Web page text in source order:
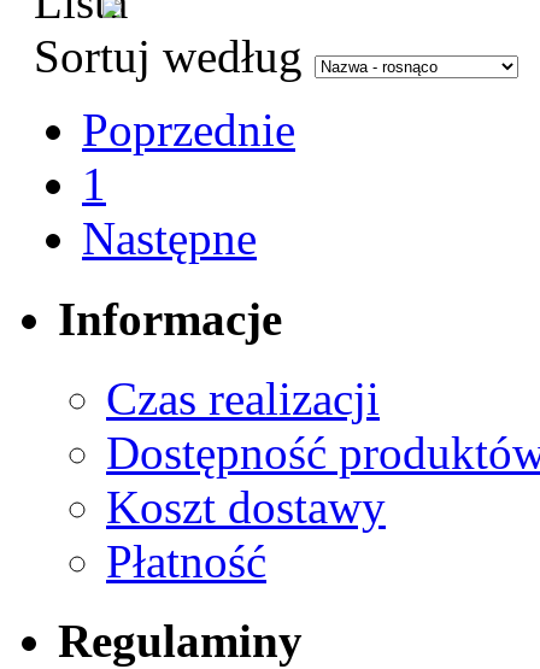
Sortuj według
Poprzednie
1
Następne
Informacje
Czas realizacji
Dostępność
Koszt dostawy
Płatność
Regulaminy